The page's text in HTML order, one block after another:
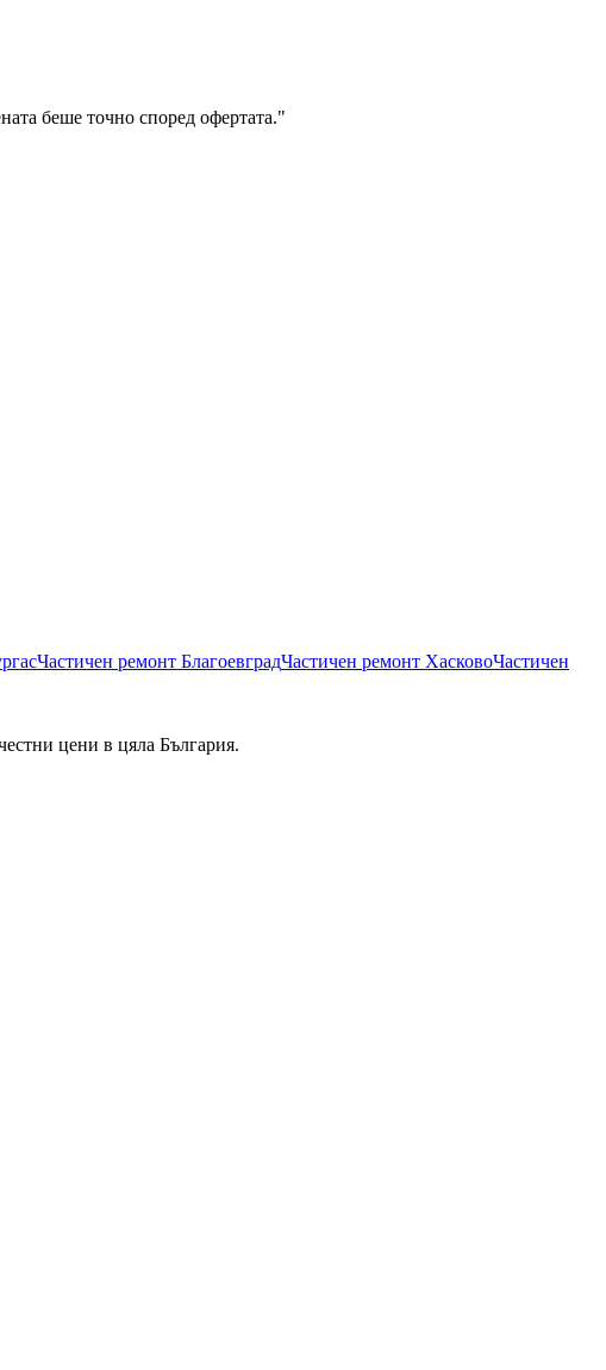
беше точно според офертата."
Частичен ремонт БлагоевградЧастичен ремонт ХасковоЧастичен
цени в цяла България.